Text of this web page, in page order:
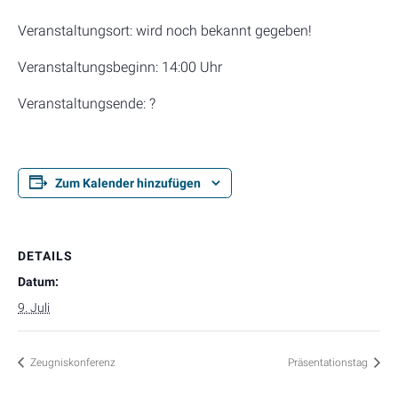
Veranstaltungsort: wird noch bekannt gegeben!
Veranstaltungsbeginn: 14:00 Uhr
Veranstaltungsende: ?
Zum Kalender hinzufügen
DETAILS
Datum:
9. Juli
Zeugniskonferenz Präsentationstag